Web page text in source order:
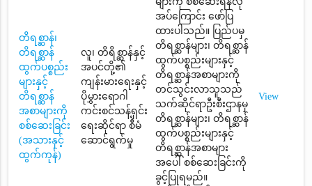
တိရစ္ဆာန်၊
တိရစ္ဆာန်
ထွက်ပစ္စည်း
များနှင့်
တိရစ္ဆာန်
အစာများကို
စစ်ဆေးခြင်း
(အသားနှင့်
ထွက်ကုန်)
လူ၊ တိရိစ္ဆာန်နှင့်
အပင်တို့၏
ကျန်းမားရေးနှင့်
ပိုမွှားရောဂါ
ကင်းစင်သန့်ရှင်း
ရေးဆိုင်ရာ စီမံ
ဆောင်ရွက်မှု
အပ်ကြောင်း ဖော်ပြ
ထားပါသည်။ ပြည်ပမှ
တိရစ္ဆာန်များ၊ တိရစ္ဆာန်
ထွက်ပစ္စည်းများနှင့်
တိရစ္ဆာန်အစာများကို
တင်သွင်းလာသူသည်
သက်ဆိုင်ရာဦးစီးဌာနမှ
တိရစ္ဆာန်များ၊ တိရစ္ဆာန်
ထွက်ပစ္စည်းများနှင့်
တိရစ္ဆာန်အစာများ
အပေါ် စစ်ဆေးခြင်းကို
ခွင့်ပြုရမည်။
View